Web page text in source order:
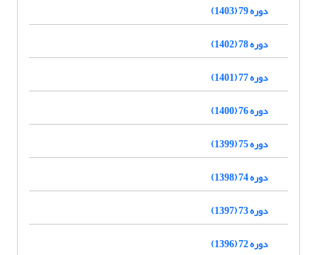
دوره 79 (1403)
دوره 78 (1402)
دوره 77 (1401)
دوره 76 (1400)
دوره 75 (1399)
دوره 74 (1398)
دوره 73 (1397)
دوره 72 (1396)